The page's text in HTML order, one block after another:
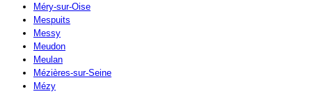
Méry-sur-Oise
Mespuits
Messy
Meudon
Meulan
Mézières-sur-Seine
Mézy